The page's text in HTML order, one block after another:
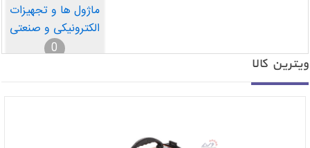
ماژول ها و تجهیزات
الکترونیکی و صنعتی
0
ویترین کالا